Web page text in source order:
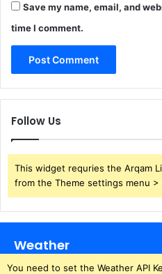
Save my name, email, and
time I comment.
Follow Us
This widget requries the Arqam
from the Theme settings menu >
Weather
You need to set the Weather API